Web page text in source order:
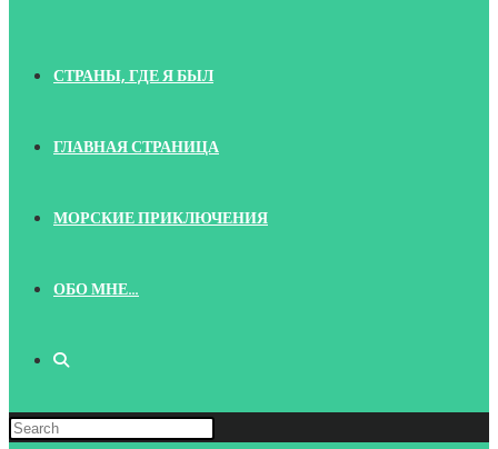
СТРАНЫ, ГДЕ Я БЫЛ
ГЛАВНАЯ СТРАНИЦА
МОРСКИЕ ПРИКЛЮЧЕНИЯ
ОБО МНЕ…
TOGGLE
WEBSITE